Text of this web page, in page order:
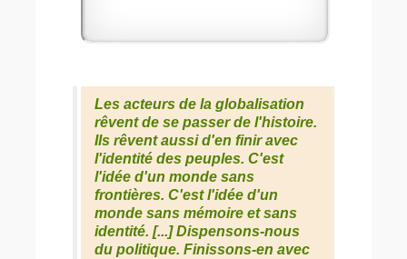
Les acteurs de la globalisation
rêvent de se passer de l'histoire.
Ils rêvent aussi d'en finir avec
l'identité des peuples. C'est
l'idée d'un monde sans
frontières. C'est l'idée d'un
monde sans mémoire et sans
identité. [...] Dispensons-nous
du politique. Finissons-en avec